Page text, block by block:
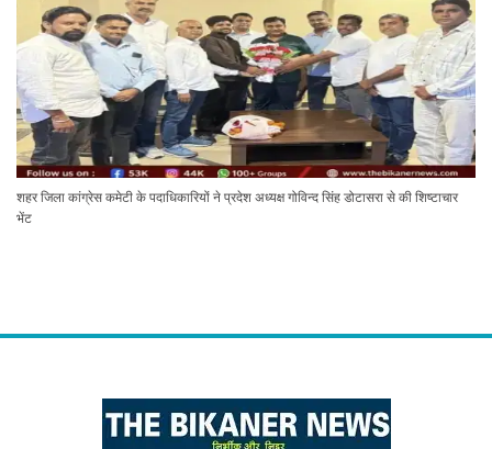
शहर जिला कांग्रेस कमेटी के पदाधिकारियों ने प्रदेश अध्यक्ष गोविन्द सिंह डोटासरा से की शिष्टाचार
भेंट